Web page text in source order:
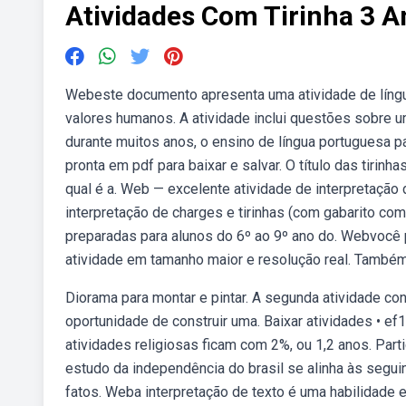
Atividades Com Tirinha 3
Webeste documento apresenta uma atividade de
valores humanos. A atividade inclui questões sobre
durante muitos anos, o ensino de língua portuguesa
pronta em pdf para baixar e salvar. O título das
qual é a. Web — excelente atividade de
interpretação de charges e tirinhas (com gabarito
preparadas para alunos do 6º ao 9º ano do.
atividade em tamanho maior e resolução real.
Diorama para montar e pintar. A segunda atividade
oportunidade de construir uma. Baixar atividades •
atividades religiosas ficam com 2%, ou 1,2 anos.
estudo da independência do brasil se alinha às
fatos. Weba interpretação de texto é uma